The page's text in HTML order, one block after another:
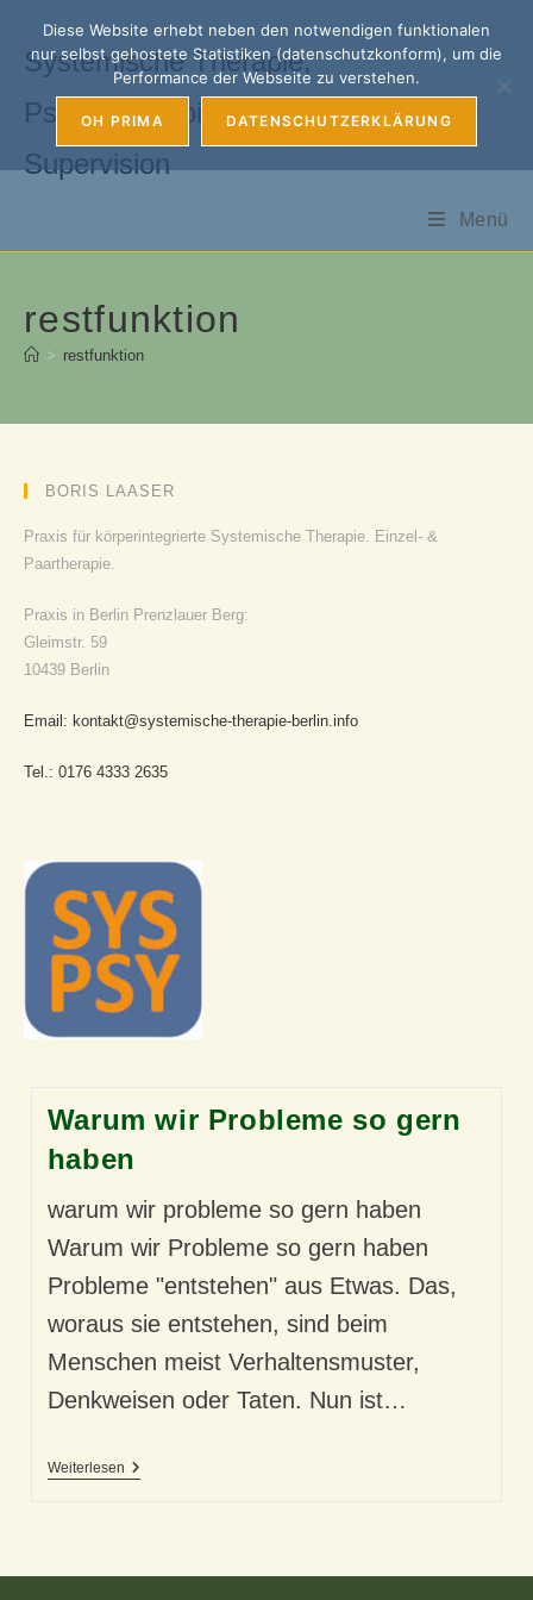
springen
Systemische Therapie,
Psychotherapie, Coaching &
Supervision
Menü
restfunktion
> restfunktion
BORIS LAASER
Praxis für körperintegrierte Systemische Therapie. Einzel- &
Paartherapie.
Praxis in Berlin Prenzlauer Berg:
Gleimstr. 59
10439 Berlin
Email: kontakt@systemische-therapie-berlin.info
Tel.: 0176 4333 2635
Warum wir Probleme so gern
haben
warum wir probleme so gern haben
Warum wir Probleme so gern haben
Probleme "entstehen" aus Etwas. Das,
woraus sie entstehen, sind beim
Menschen meist Verhaltensmuster,
Denkweisen oder Taten. Nun ist…
WeiterlesenWarum
Diese Website erhebt neben den notwendigen funktionalen
nur selbst gehostete Statistiken (datenschutzkonform), um die
Performance der Webseite zu verstehen.
OH PRIMA DATENSCHUTZERKLÄRUNG